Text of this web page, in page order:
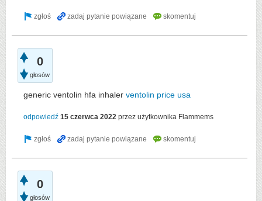
0
głosów
generic ventolin hfa inhaler ventolin price usa
odpowiedź 15 czerwca 2022 przez użytkownika Flammems
0
głosów